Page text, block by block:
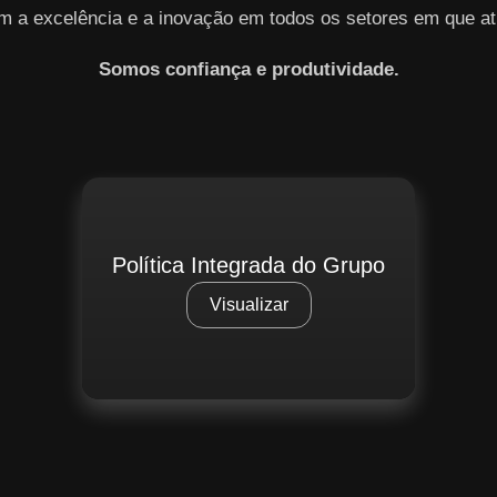
a excelência e a inovação em todos os setores em que
Somos confiança e produtividade.
Política Integrada do Grupo
Visualizar